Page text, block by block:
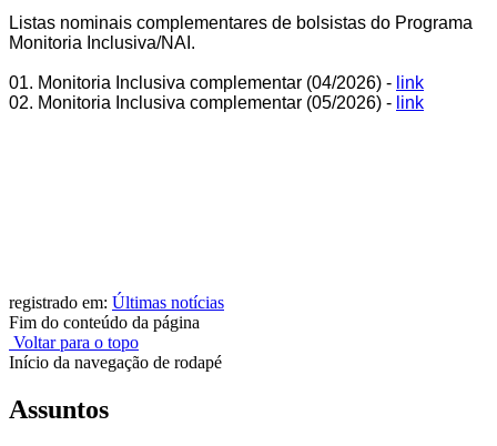
Listas nominais complementares de bolsistas do Programa
Monitoria Inclusiva/NAI.
01. Monitoria Inclusiva complementar (04/2026) - link
02. Monitoria Inclusiva complementar (05/2026) - link
registrado em: Últimas notícias
Fim do conteúdo da página
Voltar para o topo
Início da navegação de rodapé
Assuntos